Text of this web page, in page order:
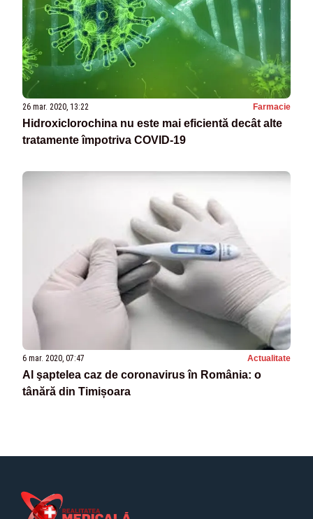
26 mar. 2020, 13:22 Farmacie
Hidroxiclorochina nu este mai eficientă decât alte
tratamente împotriva COVID-19
6 mar. 2020, 07:47 Actualitate
Al şaptelea caz de coronavirus în România: o
tânără din Timișoara